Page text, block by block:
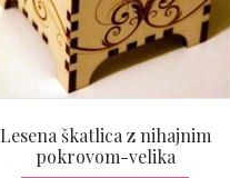
Lesena škatlica z nihajnim
pokrovom-velika